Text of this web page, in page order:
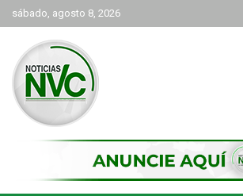
Saltar
al
contenido
sábado, agosto 8, 2026
NVC Noticias